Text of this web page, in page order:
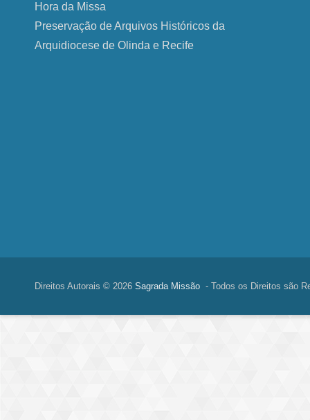
Hora da Missa
Preservação de Arquivos Históricos da
Arquidiocese de Olinda e Recife
Direitos Autorais © 2026 Sagrada Missão - Todos os Direitos são